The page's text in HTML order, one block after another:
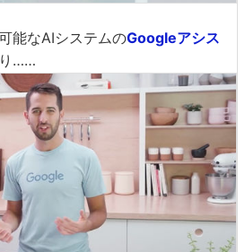
能なAIシステムのGoogleアシス
……